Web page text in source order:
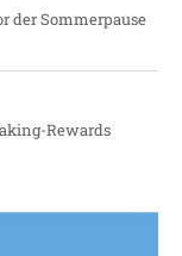
der Sommerpause
Rewards